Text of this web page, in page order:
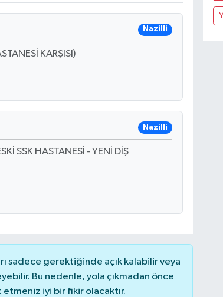
Nazilli
KARŞISI)
Nazilli
SSK HASTANESİ - YENİ DİŞ
sadece gerektiğinde açık kalabilir veya
Bu nedenle, yola çıkmadan önce
etmeniz iyi bir fikir olacaktır.